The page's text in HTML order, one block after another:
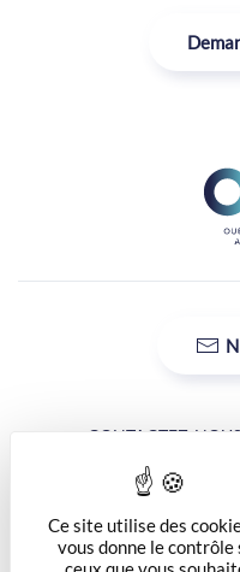
CONTACTEZ-NOUS
Ce site utilise des
vous donne le contrôle